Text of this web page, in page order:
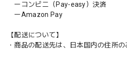
ーコンビニ（Pay-easy）決済
ーAmazon Pay
【配送について】
・商品の配送先は、日本国内の住所の